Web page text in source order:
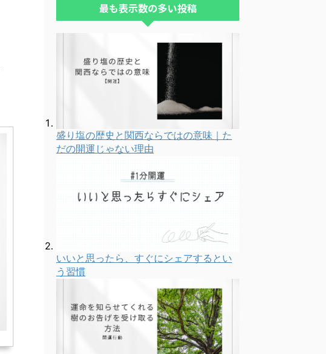
最も表示数の多い投稿
盛り塩の歴史と関西ならではの意味｜た
だの開運じゃない理由
いいと思ったら、すぐにシェアするとい
う習慣